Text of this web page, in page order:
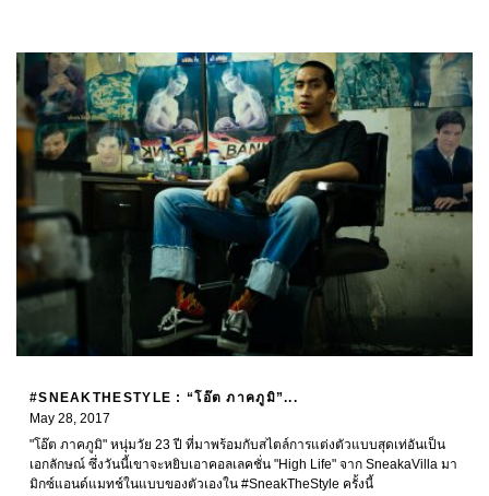
#SNEAKTHESTYLE : “โอ๊ต ภาคภูมิ”...
May 28, 2017
"โอ๊ต ภาคภูมิ" หนุ่มวัย 23 ปี ที่มาพร้อมกับสไตล์การแต่งตัวแบบสุดเท่อันเป็น
เอกลักษณ์ ซึ่งวันนี้เขาจะหยิบเอาคอลเลคชั่น "High Life" จาก SneakaVilla มา
มิกซ์แอนด์แมทช์ในแบบของตัวเองใน #SneakTheStyle ครั้งนี้